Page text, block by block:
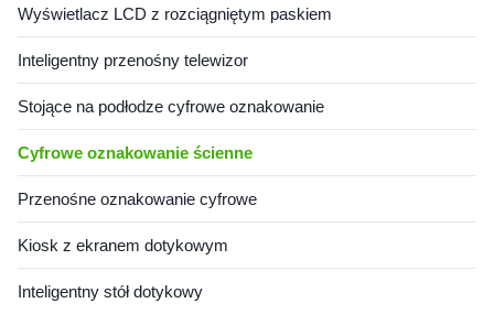
Wyświetlacz LCD z rozciągniętym paskiem
Inteligentny przenośny telewizor
Stojące na podłodze cyfrowe oznakowanie
Cyfrowe oznakowanie ścienne
Przenośne oznakowanie cyfrowe
Kiosk z ekranem dotykowym
Inteligentny stół dotykowy